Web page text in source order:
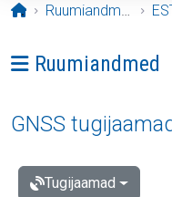
Avaleht
Ruumiandmed
Ava menüü:
Ruumiandmed
GNSS
Tugijaamad